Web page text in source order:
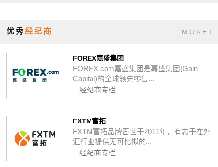
优秀经纪商 MORE+
FOREX嘉盛集团
FOREX com嘉盛集团是嘉盛集团(Gain
Capital)的全球领先零售...
经纪商专栏
FXTM富拓
FXTM富拓品牌面世于2011年，有志于在外
汇行业提供无可比拟的...
经纪商专栏